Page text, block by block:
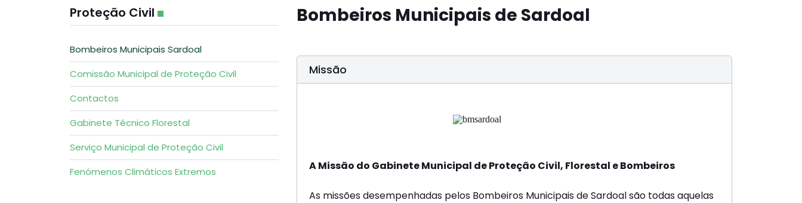
Proteção Civil
Bombeiros Municipais Sardoal
Comissão Municipal de Proteção Civil
Contactos
Gabinete Técnico Florestal
Serviço Municipal de Proteção Civil
Fenómenos Climáticos Extremos
Bombeiros Municipais de Sardoal
Missão
A Missão do Gabinete Municipal de Proteção Civil, Florestal e Bombeiros
As missões desempenhadas pelos Bombeiros Municipais de Sardoal são todas aquelas